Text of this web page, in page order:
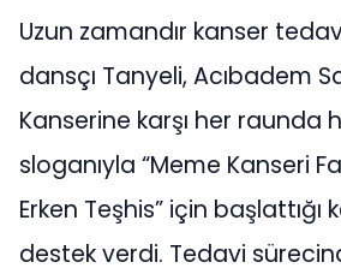
Uzun zamandır kanser
dansçı Tanyeli, Acıbadem
Kanserine karşı her raunda
sloganıyla “Meme Kanseri
Erken Teşhis” için başlattığı
destek verdi. Tedavi